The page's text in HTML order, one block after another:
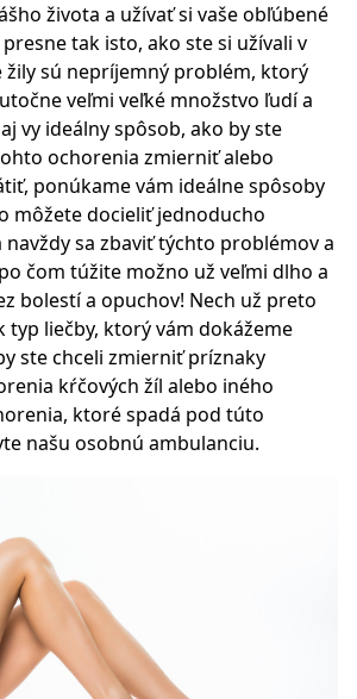
života a užívať si vaše obľúbené
tak isto, ako ste si užívali v
žilysú nepríjemný problém, ktorý
veľmi veľké množstvo ľudí a
vy ideálny spôsob, ako by ste
ochorenia zmierniť alebo
ponúkame vám ideálne spôsoby
môžete docieliť jednoducho
navždy sa zbaviť týchto problémov a
čom túžite možno už veľmi dlho a
bolestí a opuchov! Nech už preto
typ liečby, ktorý vám dokážeme
ste chceli zmierniť príznaky
kŕčových žíl alebo iného
ktoré spadá pod túto
našu osobnú ambulanciu.